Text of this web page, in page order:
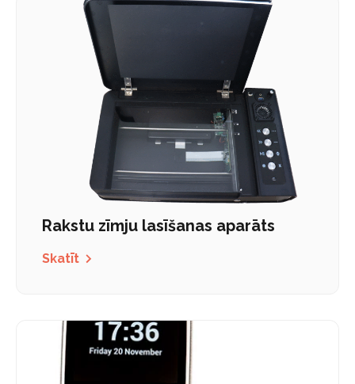
Rakstu zīmju lasīšanas aparāts
Skatīt